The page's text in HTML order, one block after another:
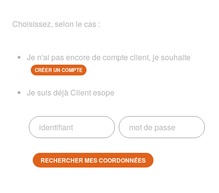
Choisissez, selon le cas :
Je n'ai pas encore de compte client, je souhaite
CRÉER UN COMPTE
Je suis déjà Client esope
RECHERCHER MES COORDONNÉES